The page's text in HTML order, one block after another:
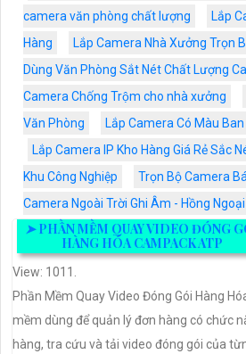
camera văn phòng chất lượng
Lắp
Hàng
Lắp Camera Nhà Xưởng Trọn
Dùng Văn Phòng Sắt Nét Chất Lượng
Camera Chống Trộm cho nhà xưởng
Văn Phòng
Lắp Camera Có Màu
Lắp Camera IP Kho Hàng Giá Rẻ Sắc
Khu Công Nghiệp
Trọn Bộ Camera
Camera Ngoài Trời Ghi Âm - Hồng
➤PHẦN MỀM QUAY VIDEO ĐÓNG
HÀNG HÓA CAMPACK ATP
View: 1011.
Phần Mềm Quay Video Đóng Gói Hàng
mềm dùng để quản lý đơn hàng có chức
hàng, tra cứu và tải video đóng gói của